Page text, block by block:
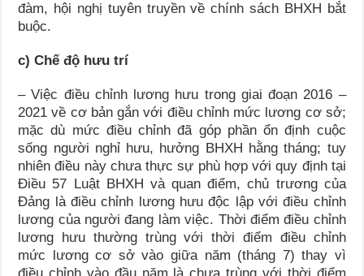
đàm, hội nghị tuyên truyền về chính sách BHXH bắt
buộc.
c) Chế độ hưu trí
– Việc điều chỉnh lương hưu trong giai đoạn 2016 –
2021 về cơ bản gắn với điều chỉnh mức lương cơ sở;
mặc dù mức điều chỉnh đã góp phần ổn định cuộc
sống người nghỉ hưu, hưởng BHXH hằng tháng; tuy
nhiên điều này chưa thực sự phù hợp với quy định tại
Điều 57 Luật BHXH và quan điểm, chủ trương của
Đảng là điều chỉnh lương hưu độc lập với điều chỉnh
lương của người đang làm việc. Thời điểm điều chỉnh
lương hưu thường trùng với thời điểm điều chỉnh
mức lương cơ sở vào giữa năm (tháng 7) thay vì